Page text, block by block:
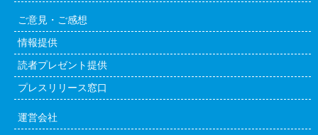
ご意見・ご感想
情報提供
読者プレゼント提供
プレスリリース窓口
運営会社